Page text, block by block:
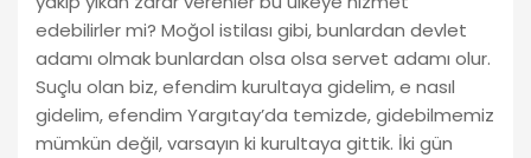
edebilirler mi? Moğol istilası gibi, bunlardan devlet
adamı olmak bunlardan olsa olsa servet adamı olur.
Suçlu olan biz, efendim kurultaya gidelim, e nasıl
gidelim, efendim Yargıtay’da temizde, gidebilmemiz
mümkün değil, varsayın ki kurultaya gittik. İki gün